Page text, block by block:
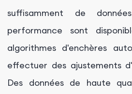
suffisamment de
performance sont
algorithmes d'enchères
effectuer des ajustements
Des données de haute